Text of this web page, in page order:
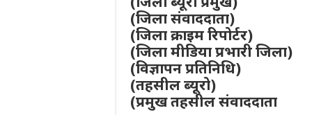
(जिला संवाददाता)
(जिला क्राइम रिपोर्टर)
(जिला मीडिया प्रभारी जिला)
(विज्ञापन प्रतिनिधि)
(तहसील ब्यूरो)
(प्रमुख तहसील संवाददाता